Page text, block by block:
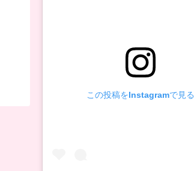
この投稿をInstagramで見る